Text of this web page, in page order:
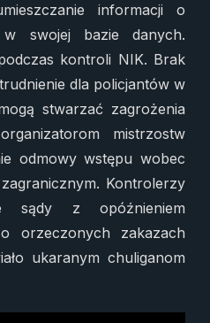
informacji o
w swojej bazie danych.
kontroli NIK. Brak
dla policjantów w
stwarzać zagrożenia
mistrzostw
odmowy wstępu wobec
Kontrolerzy
sądy z opóźnieniem
orzeczonych zakazach
ukaranym chuliganom